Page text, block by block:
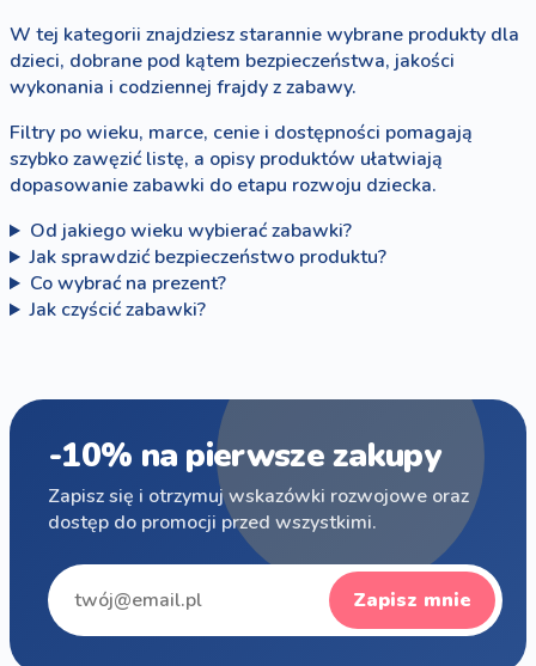
W tej kategorii znajdziesz starannie wybrane produkty dla
dzieci, dobrane pod kątem bezpieczeństwa, jakości
wykonania i codziennej frajdy z zabawy.
Filtry po wieku, marce, cenie i dostępności pomagają
szybko zawęzić listę, a opisy produktów ułatwiają
dopasowanie zabawki do etapu rozwoju dziecka.
Od jakiego wieku wybierać zabawki?
Jak sprawdzić bezpieczeństwo produktu?
Co wybrać na prezent?
Jak czyścić zabawki?
-10% na pierwsze zakupy
Zapisz się i otrzymuj wskazówki rozwojowe oraz
dostęp do promocji przed wszystkimi.
Zapisz mnie